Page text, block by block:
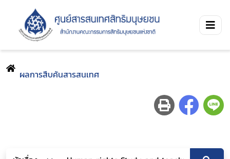
ผลการสืบค้นสารสนเทศ